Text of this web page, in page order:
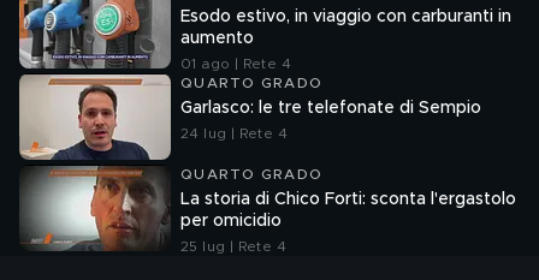
Esodo estivo, in viaggio con carburanti in
aumento
01 ago | Rete 4
QUARTO GRADO
Garlasco: le tre telefonate di Sempio
24 lug | Rete 4
QUARTO GRADO
La storia di Chico Forti: sconta l'ergastolo
per omicidio
25 lug | Rete 4